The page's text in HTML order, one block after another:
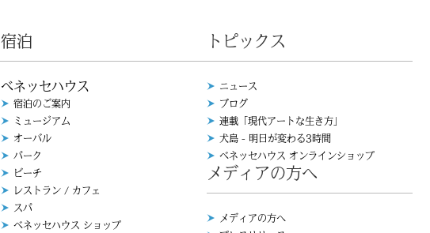
宿泊
ベネッセハウス
宿泊のご案内
ミュージアム
オーバル
パーク
ビーチ
レストラン / カフェ
スパ
ベネッセハウス ショップ
トピックス
ニュース
ブログ
連載「現代アートな生き方」
犬島 - 明日が変わる3時間
ベネッセハウス オンラインショップ
メディアの方へ
メディアの方へ